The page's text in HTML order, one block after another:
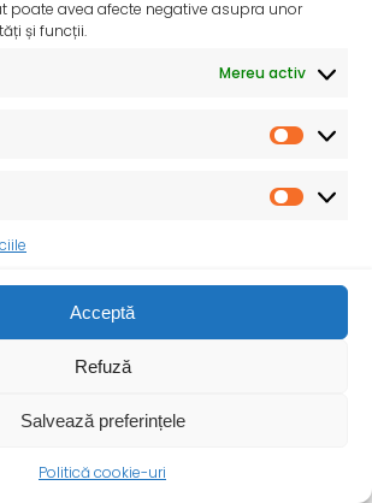
poate avea afecte negative asupra unor
și funcții.
Mereu activ
Acceptă
Refuză
Salvează preferințele
Politică cookie-uri
a Sănătății – 7 aprilie 2025